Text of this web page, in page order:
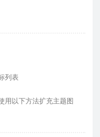
列表
用以下方法扩充主题图